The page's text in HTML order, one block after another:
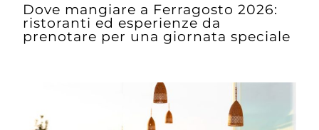
Dove mangiare a Ferragosto 2026:
ristoranti ed esperienze da
prenotare per una giornata speciale